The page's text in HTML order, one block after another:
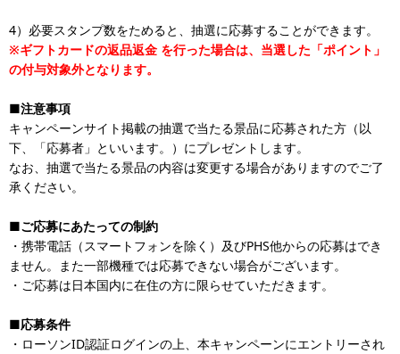
4）必要スタンプ数をためると、抽選に応募することができます。
※ギフトカードの返品返金 を行った場合は、当選した「ポイント」
の付与対象外となります。
■注意事項
キャンペーンサイト掲載の抽選で当たる景品に応募された方（以
下、「応募者」といいます。）にプレゼントします。
なお、抽選で当たる景品の内容は変更する場合がありますのでご了
承ください。
■ご応募にあたっての制約
・携帯電話（スマートフォンを除く）及びPHS他からの応募はでき
ません。また一部機種では応募できない場合がございます。
・ご応募は日本国内に在住の方に限らせていただきます。
■応募条件
・ローソンID認証ログインの上、本キャンペーンにエントリーされ